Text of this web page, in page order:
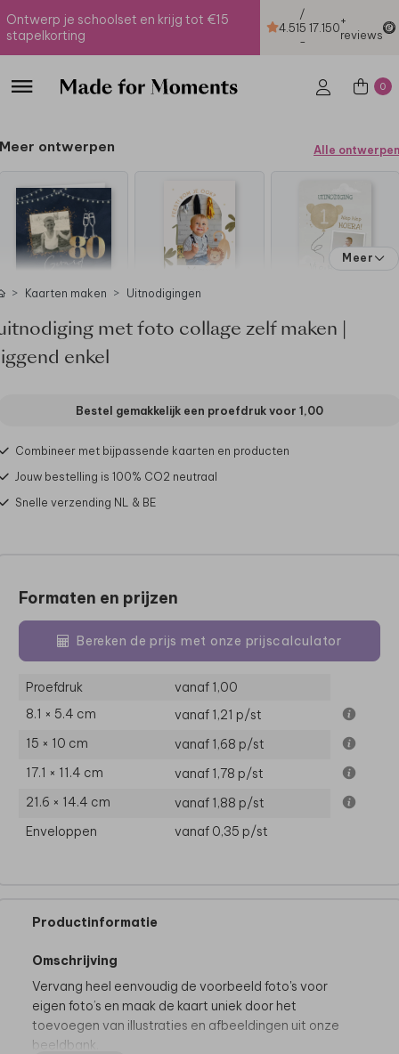
Ontwerp je schoolset en krijg tot €15
stapelkorting
4.51
/
5
-
17.150+
reviews
0
Meer ontwerpen Alle ontwerpen
Meer
Kaarten maken Uitnodigingen
met foto collage zelf maken |
enkel
Bestel gemakkelijk een proefdruk voor 1,00
Combineer met bijpassende kaarten en producten
Jouw bestelling is 100% CO2 neutraal
Snelle verzending NL & BE
Formaten en prijzen
Bereken de prijs met onze prijscalculator
Proefdruk
vanaf 1,00
8.1 × 5.4 cm
vanaf 1,21 p/st
15 × 10 cm
vanaf 1,68 p/st
17.1 × 11.4 cm
vanaf 1,78 p/st
21.6 × 14.4 cm
vanaf 1,88 p/st
Enveloppen
vanaf 0,35 p/st
Productinformatie
Omschrijving
Vervang heel eenvoudig de voorbeeld foto's voor
eigen foto’s en maak de kaart uniek door het
toevoegen van illustraties en afbeeldingen uit onze
beeldbank.